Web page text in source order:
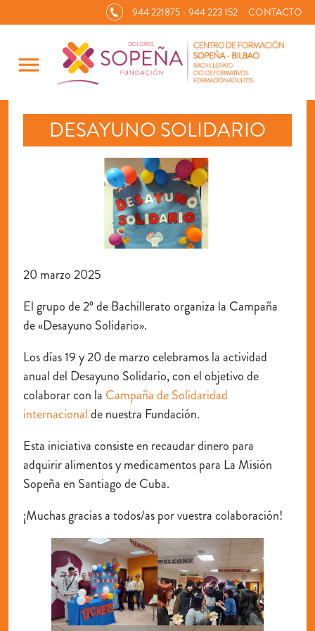
944 221875 - 944 223 152 CONTACTO
menu
DESAYUNO SOLIDARIO
20 marzo 2025
El grupo de 2º de Bachillerato organiza la Campaña
de «Desayuno Solidario».
Los días 19 y 20 de marzo celebramos la actividad
anual del Desayuno Solidario, con el objetivo de
colaborar con la Campaña de Solidaridad
internacionalde nuestra Fundación.
Esta iniciativa consiste en recaudar dinero para
adquirir alimentos y medicamentos para La Misión
Sopeña en Santiago de Cuba.
¡Muchas gracias a todos/as por vuestra colaboración!